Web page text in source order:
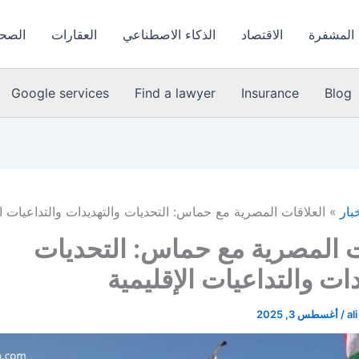
المشفرة الاقتصاد الذكاء الاصطناعي العقارات
Blog
Insurance
Find a lawyer
Google services
العلاقات المصرية مع حماس: التحديات والتهديدات والتداعيات
المصرية مع حماس: التحديات
والتداعيات الإقليمية
/ أغسطس 3, 2025